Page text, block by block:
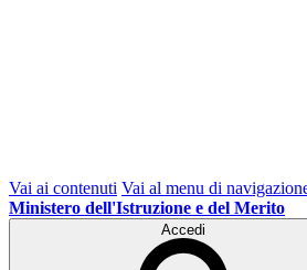
Vai ai contenuti Vai al menu di
Ministero dell'Istruzione e del Merito
Accedi